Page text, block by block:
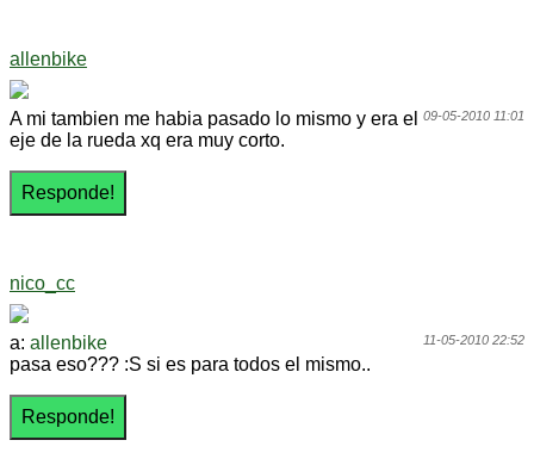
allenbike
09-05-2010 11:01
A mi tambien me habia pasado lo mismo y era el
eje de la rueda xq era muy corto.
nico_cc
11-05-2010 22:52
a: allenbike
pasa eso??? :S si es para todos el mismo..